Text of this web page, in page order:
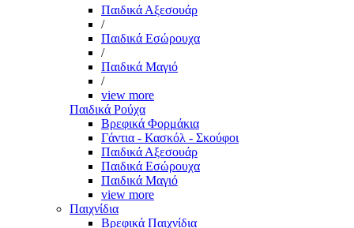
Παιδικά Αξεσουάρ
/
Παιδικά Εσώρουχα
/
Παιδικά Μαγιό
/
view more
Παιδικά Ρούχα
Βρεφικά Φορμάκια
Γάντια - Κασκόλ - Σκούφοι
Παιδικά Αξεσουάρ
Παιδικά Εσώρουχα
Παιδικά Μαγιό
view more
Παιχνίδια
Βρεφικά Παιχνίδια